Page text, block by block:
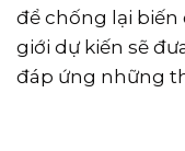
để chống lại biến
giới dự kiến ​​sẽ
đáp ứng những